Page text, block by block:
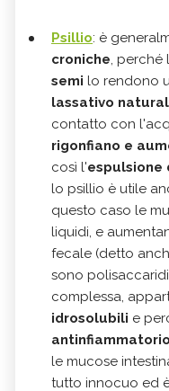
Psillio: è
croniche, perché
semi lo rendono
lassativo
contatto con
rigonfiano e
così l'espulsione
lo psillio è utile
questo caso le
liquidi, e
fecale (detto
sono
complessa,
idrosolubili e
antinfiammatorio
le mucose
tutto innocuo ed